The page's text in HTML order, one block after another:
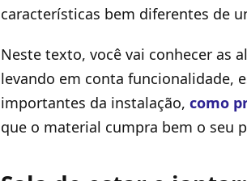
características bem diferentes de
Neste texto, você vai conhecer as
levando em conta funcionalidade,
importantes da instalação, como
que o material cumpra bem o seu